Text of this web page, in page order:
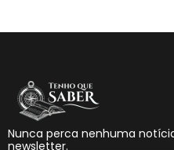
Nunca perca nenhuma
newsletter.